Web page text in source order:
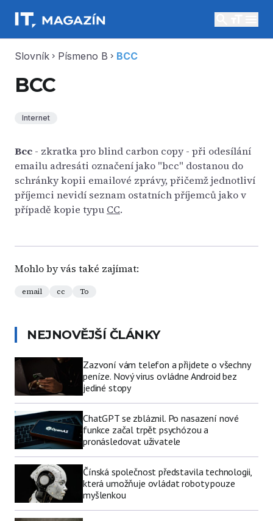
Slovník chevron_right Písmeno B chevron_right BCC
BCC
Internet
Bcc - zkratka pro blind carbon copy - při odesílání
emailu adresáti označení jako "bcc" dostanou do
schránky kopii emailové zprávy, přičemž jednotliví
příjemci nevidí seznam ostatních příjemců jako v
případě kopie typu CC.
Mohlo by vás také zajímat:
email cc To
NEJNOVĚJŠÍ ČLÁNKY
Zazvoní vám telefon a přijdete o všechny
peníze. Nový virus ovládne Android bez
jediné stopy
ChatGPT se zbláznil. Po nasazení nové
funkce začal trpět psychózou a
pronásledovat uživatele
Čínská společnost představila technologii,
která umožňuje ovládat roboty pouze
myšlenkou